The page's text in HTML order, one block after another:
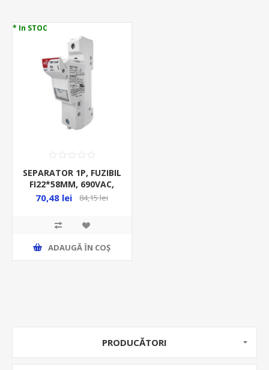
* In STOC
SEPARATOR 1P, FUZIBIL
FI22*58MM, 690VAC,
MAX 125A, 88-91125
70,48 lei 84,15 lei
ADAUGĂ ȊN COŞ
PRODUCĂTORI